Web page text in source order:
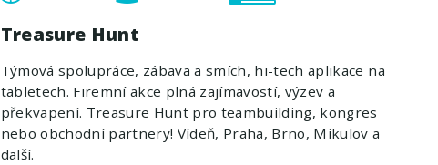
Treasure Hunt
Týmová spolupráce, zábava a smích, hi-tech aplikace na
tabletech. Firemní akce plná zajímavostí, výzev a
překvapení. Treasure Hunt pro teambuilding, kongres
nebo obchodní partnery! Vídeň, Praha, Brno, Mikulov a
další.